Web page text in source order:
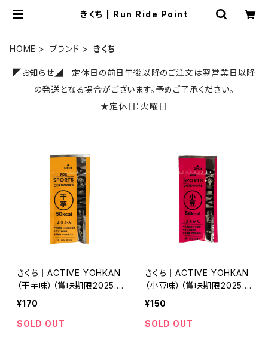
きくち | Run Ride Point
HOME ブランド きくち
◤お知らせ◢ 定休日の前日午後以降のご注文は翌営業日以降
の発送となる場合がございます。予めご了承ください。
★定休日：火曜日
きくち｜ACTIVE YOHKAN
（干芋味）（賞味期限2025.1
0）
¥170
SOLD OUT
きくち｜ACTIVE YOHKAN
（小豆味）（賞味期限2025.1
0）
¥150
SOLD OUT